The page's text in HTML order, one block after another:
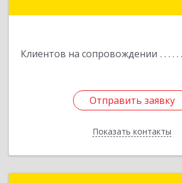
Клиентов на сопровождении
Отправить заявку
Показать контакты
Отправить заявку
Назад